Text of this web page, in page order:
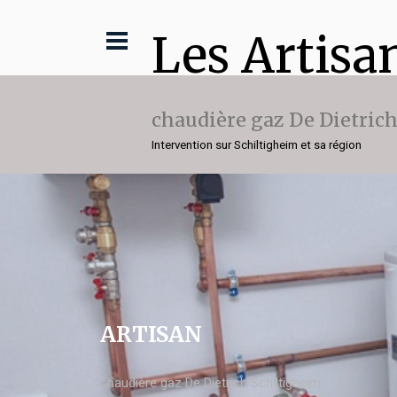
Les
chaudière gaz De Dietrich
Intervention sur Schiltigheim et sa région
ARTISAN
chaudière gaz De Dietrich Schiltigheim